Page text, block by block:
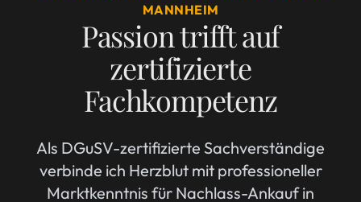
MANNHEIM
Passion trifft auf
zertifizierte
Fachkompetenz
Als DGuSV-zertifizierte Sachverständige
verbinde ich Herzblut mit professioneller
Marktkenntnis für Nachlass-Ankauf in